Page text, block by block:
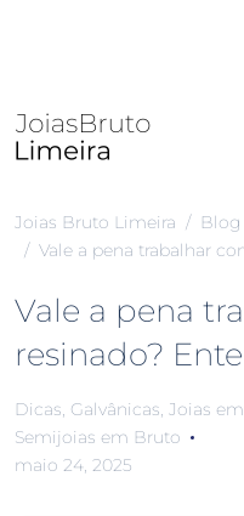
Joias Bruto Limeira Blog
Vale a pena trabalhar
Vale a pena
resinado?
Dicas, Galvânicas, Joias
Semijoias em Bruto
maio 24, 2025